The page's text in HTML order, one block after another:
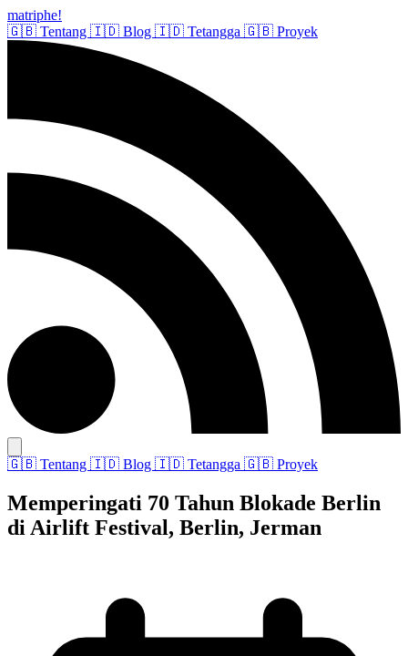
matriphe!
🇬🇧 Tentang 🇮🇩 Blog 🇮🇩 Tetangga 🇬🇧 Proyek
🇬🇧 Tentang 🇮🇩 Blog 🇮🇩 Tetangga 🇬🇧 Proyek
Memperingati 70 Tahun Blokade Berlin
di Airlift Festival, Berlin, Jerman